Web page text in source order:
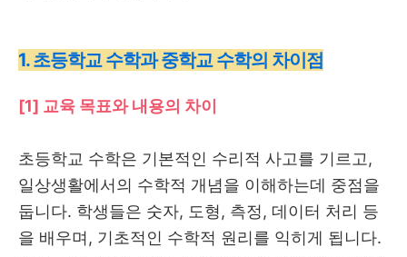
1. 초등학교 수학과 중학교 수학의 차이점
[1] 교육 목표와 내용의 차이
초등학교 수학은 기본적인 수리적 사고를 기르고,
일상생활에서의 수학적 개념을 이해하는데 중점을
둡니다. 학생들은 숫자, 도형, 측정, 데이터 처리 등
을 배우며, 기초적인 수학적 원리를 익히게 됩니다.